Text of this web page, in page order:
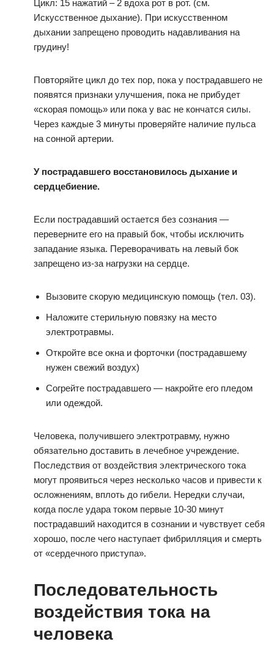
Цикл: 15 нажатий – 2 вдоха рот в рот. (см.
Искусственное дыхание). При искусственном
дыхании запрещено проводить надавливания на
грудину!
Повторяйте цикл до тех пор, пока у пострадавшего не
появятся признаки улучшения, пока не прибудет
«скорая помощь» или пока у вас не кончатся силы.
Через каждые 3 минуты проверяйте наличие пульса
на сонной артерии.
У пострадавшего восстановилось дыхание и
сердцебиение.
Если пострадавший остается без сознания —
переверните его на правый бок, чтобы исключить
западание языка. Переворачивать на левый бок
запрещено из-за нагрузки на сердце.
Вызовите скорую медицинскую помощь (тел. 03).
Наложите стерильную повязку на место
электротравмы.
Откройте все окна и форточки (пострадавшему
нужен свежий воздух)
Согрейте пострадавшего — накройте его пледом
или одеждой.
Человека, получившего электротравму, нужно
обязательно доставить в лечебное учреждение.
Последствия от воздействия электрического тока
могут проявиться через несколько часов и привести к
осложнениям, вплоть до гибели. Нередки случаи,
когда после удара током первые 10-30 минут
пострадавший находится в сознании и чувствует себя
хорошо, после чего наступает фибрилляция и смерть
от «сердечного приступа».
Последовательность
воздействия тока на
человека